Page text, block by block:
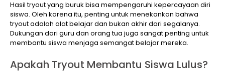
Hasil tryout yang buruk bisa mempengaruhi kepercayaan diri
siswa. Oleh karena itu, penting untuk menekankan bahwa
tryout adalah alat belajar dan bukan akhir dari segalanya.
Dukungan dari guru dan orang tua juga sangat penting untuk
membantu siswa menjaga semangat belajar mereka.
Apakah Tryout Membantu Siswa Lulus?